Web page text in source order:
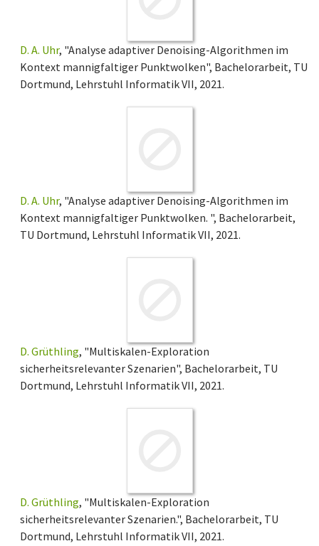
D. A. Uhr, "Analyse adaptiver Denoising-Algorithmen im
Kontext mannigfaltiger Punktwolken", Bachelorarbeit, TU
Dortmund, Lehrstuhl Informatik VII, 2021.
D. A. Uhr, "Analyse adaptiver Denoising-Algorithmen im
Kontext mannigfaltiger Punktwolken. ", Bachelorarbeit,
TU Dortmund, Lehrstuhl Informatik VII, 2021.
D. Grüthling, "Multiskalen-Exploration
sicherheitsrelevanter Szenarien", Bachelorarbeit, TU
Dortmund, Lehrstuhl Informatik VII, 2021.
D. Grüthling, "Multiskalen-Exploration
sicherheitsrelevanter Szenarien.", Bachelorarbeit, TU
Dortmund, Lehrstuhl Informatik VII, 2021.